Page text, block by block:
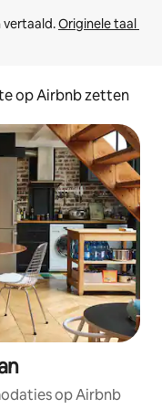
vertaald. Originele taal
op Airbnb zetten
op Airbnb